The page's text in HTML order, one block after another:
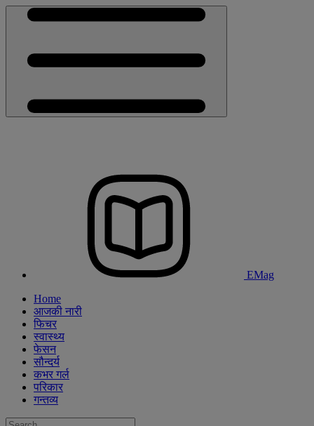
EMag
Home
आजकी नारी
फिचर
स्वास्थ्य
फेसन
सौन्दर्य
कभर गर्ल
परिकार
गन्तव्य